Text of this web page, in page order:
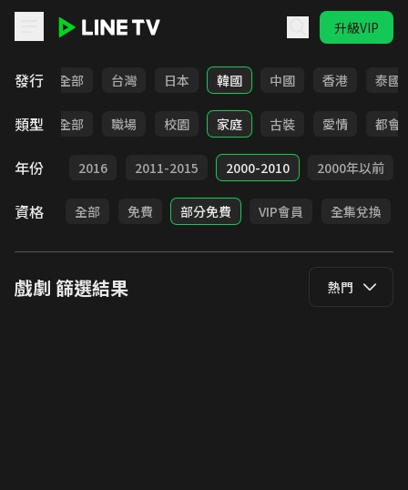
升級VIP
發行 全部 台灣 日本 韓國 中國 香港 泰國
類型 全部 職場 校園 家庭 古裝 愛情 都會
年份
2017 2016 2011-2015 2000-2010 2000年以前
資格 全部 免費 部分免費 VIP會員 全集兌換
戲劇 篩選結果 熱門